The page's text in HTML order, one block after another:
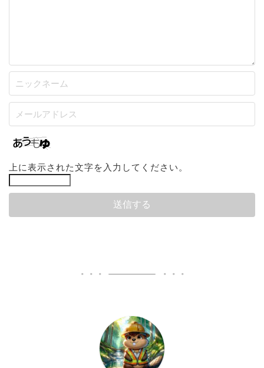
上に表示された文字を入力してください。